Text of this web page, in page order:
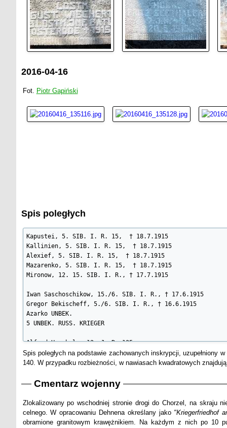
2016-04-16
Fot. Piotr Gapiński
Spis poległych
Kapustei, 5. SIB. I. R. 15,  † 18.7.1915
Kallinien, 5. SIB. I. R. 15,  † 18.7.1915
Alexief, 5. SIB. I. R. 15,  † 18.7.1915
Mazarenko, 5. SIB. I. R. 15,  † 18.7.1915
Mironow, 12. 15. SIB. I. R., † 17.7.1915
Iwan Saschoschikow, 15./6. SIB. I. R., † 17.6.1915
Gregor Bekischeff, 5./6. SIB. I. R., † 16.6.1915
Azarko UNBEK.
5 UNBEK. RUSS. KRIEGER
Alfred Hoschele, 12. J. R. 125.
Landstm. [Gustav] Kötting, 4. überplanm. Landw.
Res. Herm. Kuhnke, 12. J. R. 44, † 24.6.1915
Gefr. [Kür.] Steinkrauß [Steinkrauhs], 5. Küras. Regt. 2,
Kür. [Res.] Hack [Bark], 5. Küras. Regt. 2, † Febr. 15
Ldstm. Friedr. Schröter, 2. L. I. B. Osterode
Kriegsfreiw. Heinrich Arndt, 2. J. R. 45, † 12.6.1915
Ldstm. Gust. Wiechert, 3. Ldstm. Jnf. Batl. Osterode, †
Spis poległych na podstawie zachowanych inskrypcji, uzupełniony
140. W przypadku rozbieżności, w nawiasach kwadratowych
Cmentarz wojenny
Zlokalizowany po wschodniej stronie drogi do Chorzel, na skraju
celnego. W opracowaniu Dehnena określany jako "Kriegerfriedhof
obramione granitowym krawężnikiem. Na każdym z nich po 10